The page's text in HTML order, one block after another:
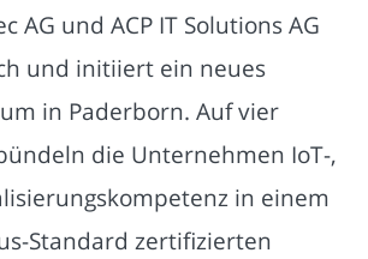
AG und ACP IT Solutions AG
und initiiert ein neues
in Paderborn. Auf vier
die Unternehmen IoT-,
in einem
Standard zertifizierten